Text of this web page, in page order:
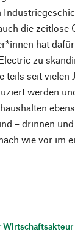
die zeitlose
hat
zu
teils seit vielen
werden
– drinnen
wie vor im